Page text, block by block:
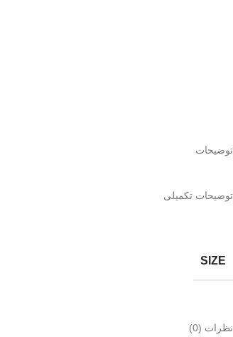
توضیحات
توضیحات تکمیلی
SIZE
نظرات (0)